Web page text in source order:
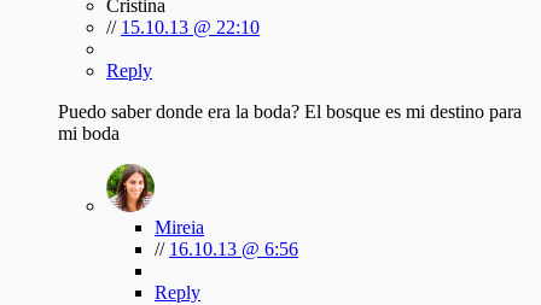
Cristina
// 15.10.13 @ 22:10
Reply
Puedo saber donde era la boda? El bosque es mi destino para
mi boda
Mireia
// 16.10.13 @ 6:56
Reply